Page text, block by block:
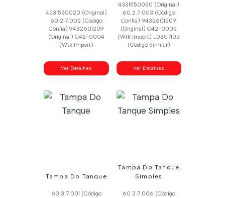
4331550020 (Original)
60.2.7.002 (Código
Confia) 9432601209
(Original) C42-0004
(Wtk Import)
Ver Detalhes
4331550030 (Original)
60.2.7.003 (Código
Confia) 9432601509
(Original) C42-0005
(Wtk Import) L0307105
(Código Similar)
Ver Detalhes
Tampa Do Tanque
60.3.7.001 (Código
Tampa Do Tanque
Simples
60.3.7.006 (Código